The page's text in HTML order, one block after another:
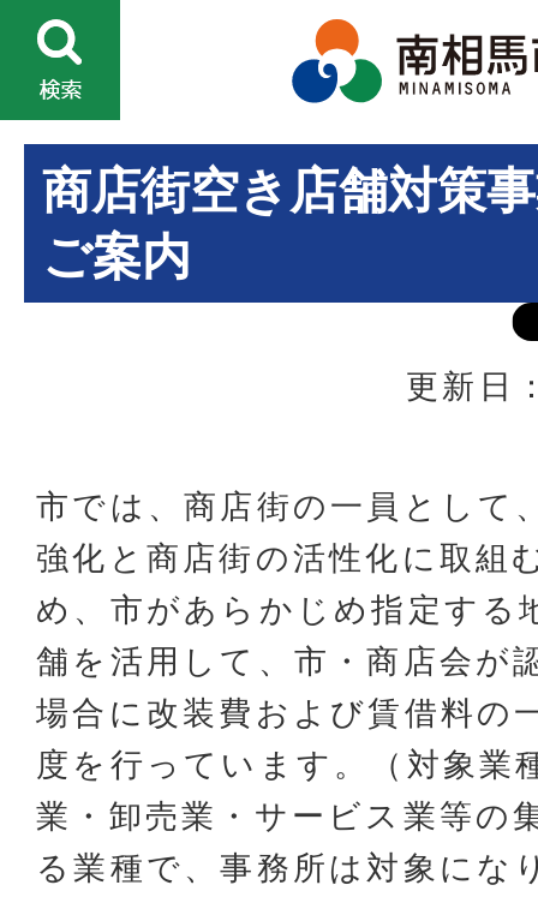
商店街空き店舗対策
ご案内
更新日
市では、商店街の一員として
強化と商店街の活性化に取組
め、市があらかじめ指定する
舗を活用して、市・商店会が
場合に改装費および賃借料の
度を行っています。（対象業
業・卸売業・サービス業等の
る業種で、事務所は対象にな